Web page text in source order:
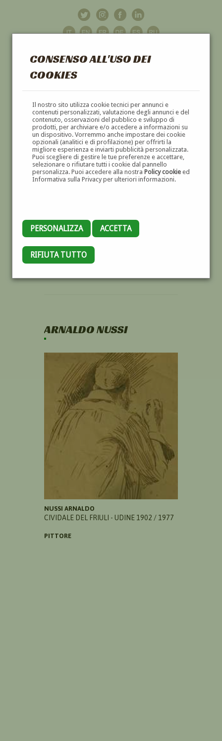
CONSENSO ALL'USO DEI
COOKIES
Il nostro sito utilizza cookie tecnici per annunci e
contenuti personalizzati, valutazione degli annunci e del
contenuto, osservazioni del pubblico e sviluppo di
prodotti, per archiviare e/o accedere a informazioni su
un dispositivo. Vorremmo anche impostare dei cookie
opzionali (analitici e di profilazione) per offrirti la
migliore esperienza e inviarti pubblicità personalizzata.
Puoi scegliere di gestire le tue preferenze e accettare,
selezionare o rifiutare tutti i cookie dal pannello
personalizza. Puoi accedere alla nostra Policy cookieed
Informativa sulla Privacy per ulteriori informazioni.
PERSONALIZZA ACCETTA
RIFIUTA TUTTO
GALLERIAD'ARTE
DIPINTI E SCULTURE '800 E '900
ARNALDO NUSSI
NUSSI ARNALDO
CIVIDALE DEL FRIULI - UDINE 1902 / 1977
PITTORE